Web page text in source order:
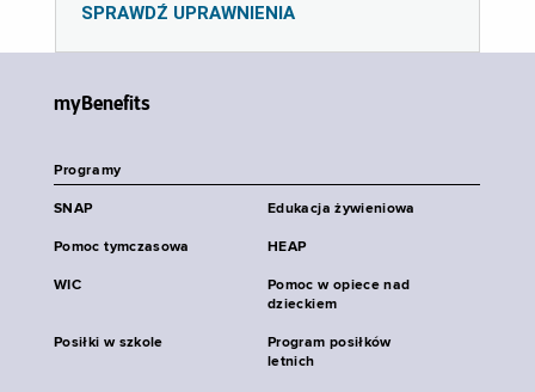
SPRAWDŹ UPRAWNIENIA
myBenefits
Programy
SNAP Edukacja żywieniowa
Pomoc tymczasowa HEAP
WIC
Pomoc w opiece nad
dzieckiem
Posiłki w szkole
Program posiłków
letnich